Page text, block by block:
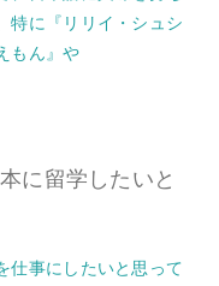
特に『リリイ・シュシ
もん』や
に留学したいと
仕事にしたいと思って